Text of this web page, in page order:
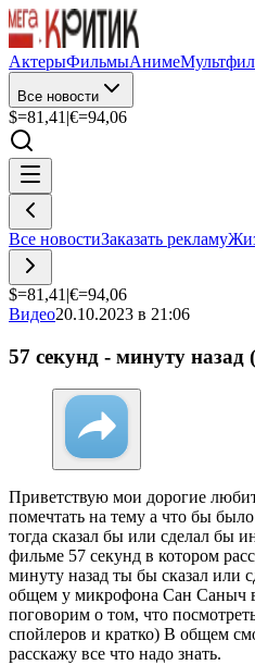
АктерыФильмыАниме
Все новости
$=81,41 |€=94,06
Все новостиЗаказать рекламу
$=81,41 |€=94,06
Видео20.10.2023 в 21:06
57 секунд - минуту
Приветствую мои дорогие
помечтать на тему а что бы
тогда сказал бы или сделал бы
фильме 57 секунд в котором
минуту назад ты бы сказал или
общем у микрофона Сан Саныч
поговорим о том, что
спойлеров и кратко) В общем
расскажу все что надо знать.